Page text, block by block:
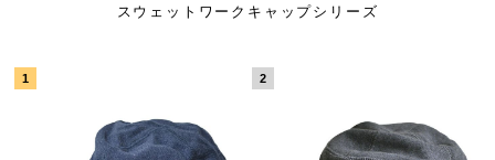
スウェットワークキャップシリーズ